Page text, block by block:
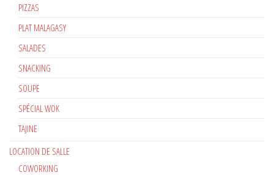
PIZZAS
PLAT MALAGASY
SALADES
SNACKING
SOUPE
SPÉCIAL WOK
TAJINE
LOCATION DE SALLE
COWORKING